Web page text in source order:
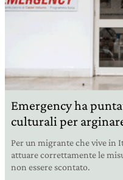
Emergency ha
culturali per
Per un migrante che vive in
attuare correttamente le
non essere scontato.